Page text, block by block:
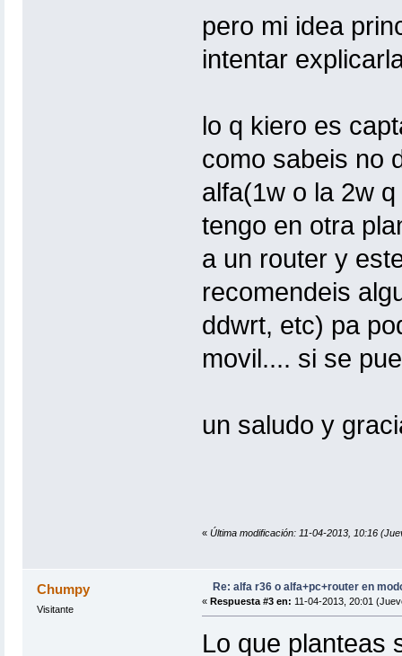
pero mi idea
intentar
lo q kiero es
como sabeis no
alfa(1w o la 2w
tengo en otra
a un router y
recomendeis
ddwrt, etc) pa
movil.... si se
un saludo y
« Última modificación: 11-04-2013, 10:16
Chumpy
Visitante
Re: alfa r36 o alfa+pc+router en
« Respuesta #3 en: 11-04-2013, 20:01
Lo que planteas